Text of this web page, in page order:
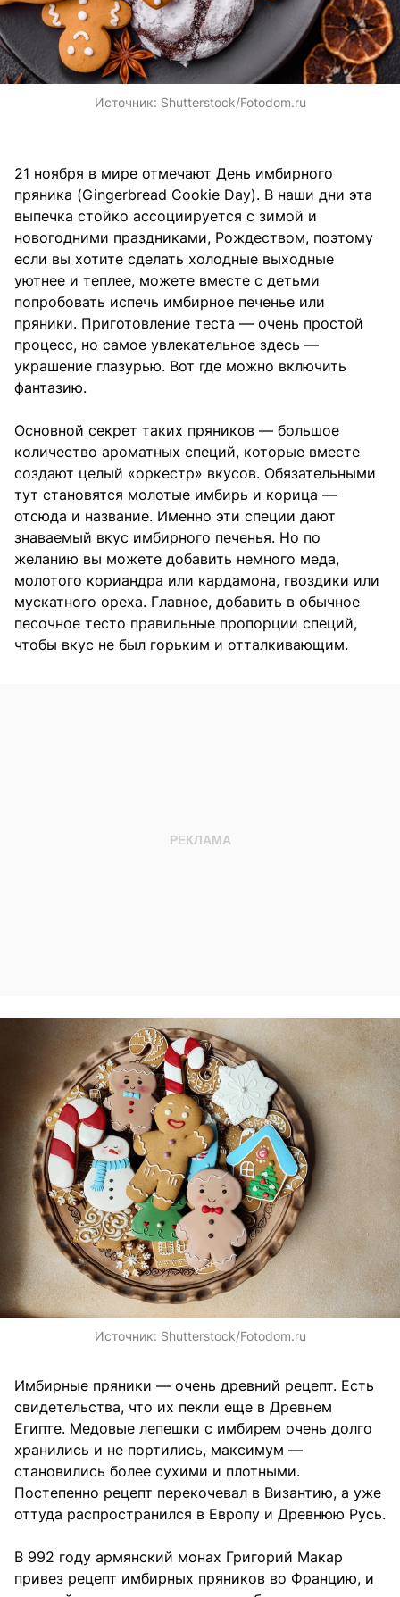
Источник: Shutterstock/Fotodom.ru
21 ноября в мире отмечают День имбирного
пряника (Gingerbread Cookie Day). В наши дни эта
выпечка стойко ассоциируется с зимой и
новогодними праздниками, Рождеством, поэтому
если вы хотите сделать холодные выходные
уютнее и теплее, можете вместе с детьми
попробовать испечь имбирное печенье или
пряники. Приготовление теста — очень простой
процесс, но самое увлекательное здесь —
украшение глазурью. Вот где можно включить
фантазию.
Основной секрет таких пряников — большое
количество ароматных специй, которые вместе
создают целый «оркестр» вкусов. Обязательными
тут становятся молотые имбирь и корица —
отсюда и название. Именно эти специи дают
знаваемый вкус имбирного печенья. Но по
желанию вы можете добавить немного меда,
молотого кориандра или кардамона, гвоздики или
мускатного ореха. Главное, добавить в обычное
песочное тесто правильные пропорции специй,
чтобы вкус не был горьким и отталкивающим.
Источник: Shutterstock/Fotodom.ru
Имбирные пряники — очень древний рецепт. Есть
свидетельства, что их пекли еще в Древнем
Египте. Медовые лепешки с имбирем очень долго
хранились и не портились, максимум —
становились более сухими и плотными.
Постепенно рецепт перекочевал в Византию, а уже
оттуда распространился в Европу и Древнюю Русь.
В 992 году армянский монах Григорий Макар
привез рецепт имбирных пряников во Францию, и